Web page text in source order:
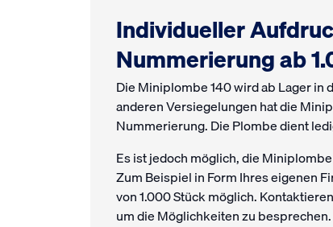
Individueller
Nummerierung ab
Die Miniplombe 140 wird ab Lager in
anderen Versiegelungen hat die
Nummerierung. Die Plombe dient
Es ist jedoch möglich, die
Zum Beispiel in Form Ihres eigenen
von 1.000 Stück möglich.
um die Möglichkeiten zu besprechen.